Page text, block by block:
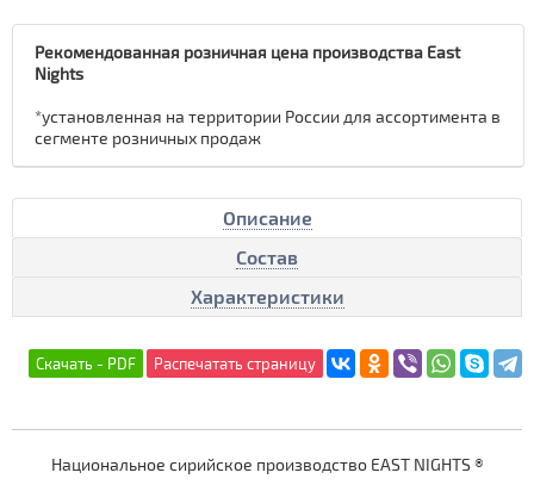
Рекомендованная розничная цена производства East
Nights
*установленная на территории России для ассортимента в
сегменте розничных продаж
Описание
Состав
Характеристики
Национальное сирийское производство EAST NIGHTS ®